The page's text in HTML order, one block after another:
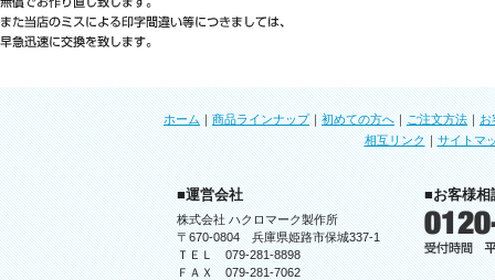
ホーム ｜ 商品ラインナップ｜ 初めての方へ ｜ ご注文方法 ｜ お
相互リンク ｜ サイトマ
■運営会社
株式会社 ハクロマーク製作所
〒670-0804 兵庫県姫路市保城337-1
ＴＥＬ 079-281-8898
ＦＡＸ 079-281-7062
■お客様相